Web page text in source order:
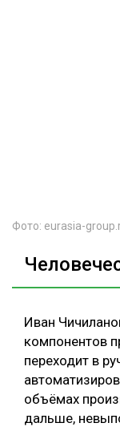
Фото: eurasia-
Иван
компонентов
переходит в
объёмах
дальше,